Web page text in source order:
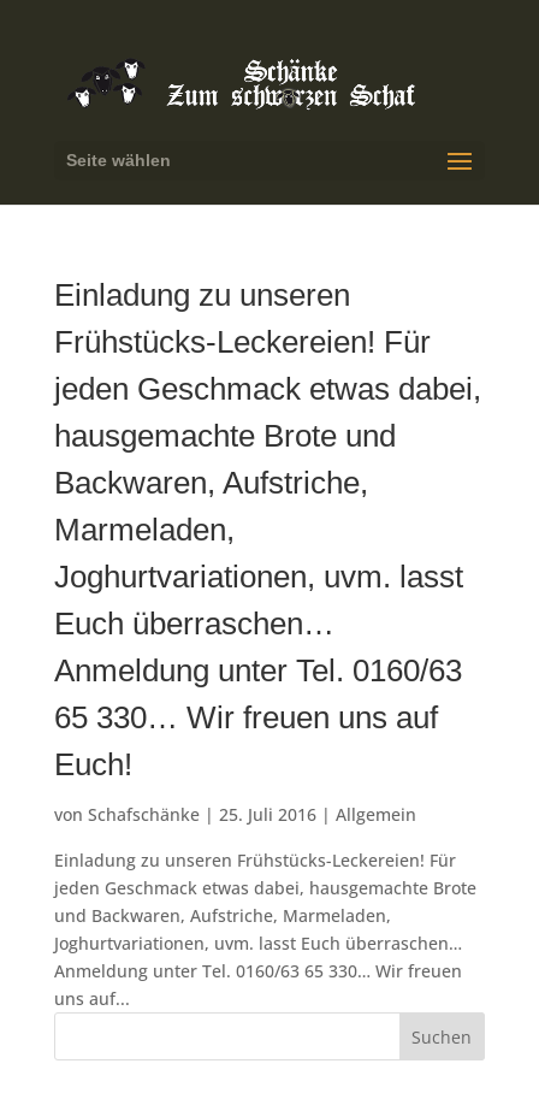
Seite wählen
Einladung zu unseren
Frühstücks-Leckereien! Für
jeden Geschmack etwas dabei,
hausgemachte Brote und
Backwaren, Aufstriche,
Marmeladen,
Joghurtvariationen, uvm. lasst
Euch überraschen…
Anmeldung unter Tel. 0160/63
65 330… Wir freuen uns auf
Euch!
von Schafschänke| 25. Juli 2016| Allgemein
Einladung zu unseren Frühstücks-Leckereien! Für
jeden Geschmack etwas dabei, hausgemachte Brote
und Backwaren, Aufstriche, Marmeladen,
Joghurtvariationen, uvm. lasst Euch überraschen…
Anmeldung unter Tel. 0160/63 65 330… Wir freuen
uns auf...